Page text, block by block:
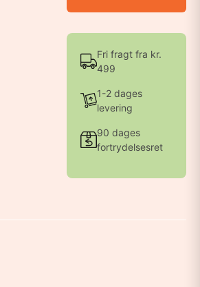
Fri fragt fra kr.
499
1-2 dages
levering
90 dages
fortrydelsesret